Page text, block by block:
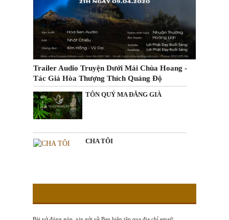
Trailer Audio Truyện Dưới Mái Chùa Hoang -
Tác Giả Hòa Thượng Thích Quảng Độ
TÔN QUÝ MA ĐĂNG GIÀ
CHA TÔI